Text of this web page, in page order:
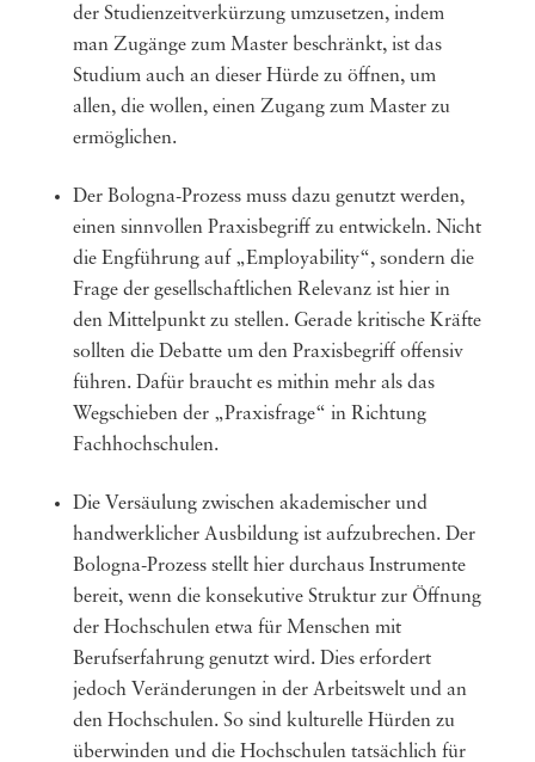
der Studienzeitverkürzung umzusetzen, indem
man Zugänge zum Master beschränkt, ist das
Studium auch an dieser Hürde zu öffnen, um
allen, die wollen, einen Zugang zum Master zu
ermöglichen.
Der Bologna-Prozess muss dazu genutzt werden,
einen sinnvollen Praxisbegriff zu entwickeln. Nicht
die Engführung auf „Employability“, sondern die
Frage der gesellschaftlichen Relevanz ist hier in
den Mittelpunkt zu stellen. Gerade kritische Kräfte
sollten die Debatte um den Praxisbegriff offensiv
führen. Dafür braucht es mithin mehr als das
Wegschieben der „Praxisfrage“ in Richtung
Fachhochschulen.
Die Versäulung zwischen akademischer und
handwerklicher Ausbildung ist aufzubrechen. Der
Bologna-Prozess stellt hier durchaus Instrumente
bereit, wenn die konsekutive Struktur zur Öffnung
der Hochschulen etwa für Menschen mit
Berufserfahrung genutzt wird. Dies erfordert
jedoch Veränderungen in der Arbeitswelt und an
den Hochschulen. So sind kulturelle Hürden zu
überwinden und die Hochschulen tatsächlich für